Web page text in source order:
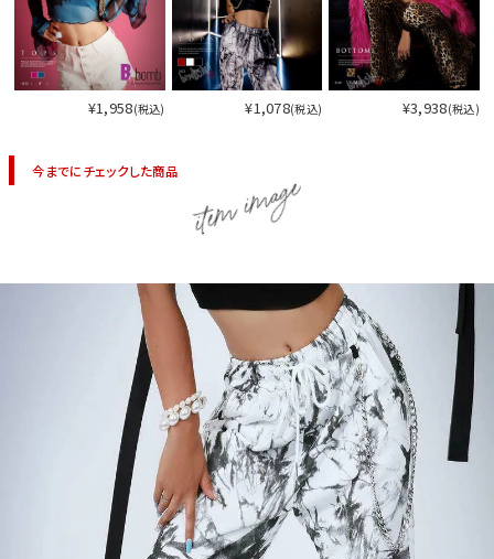
今活
¥1,958(税込) ¥1,078(税込) ¥3,938(税込)
今までにチェックした商品 item image